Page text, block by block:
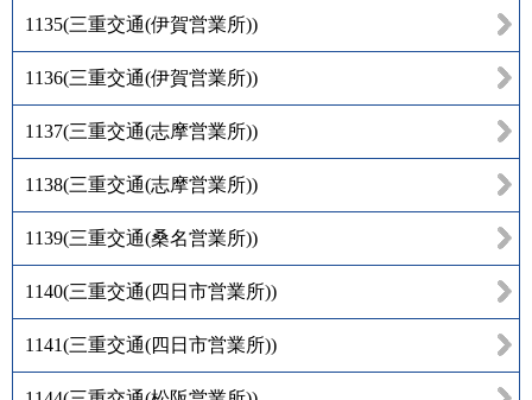
1135(三重交通(伊賀営業所))
1136(三重交通(伊賀営業所))
1137(三重交通(志摩営業所))
1138(三重交通(志摩営業所))
1139(三重交通(桑名営業所))
1140(三重交通(四日市営業所))
1141(三重交通(四日市営業所))